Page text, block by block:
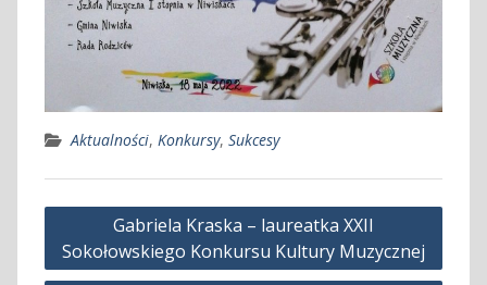
Aktualności, Konkursy, Sukcesy
Nawigacja
wpisu
Gabriela Kraska – laureatka XXII
Sokołowskiego Konkursu Kultury Muzycznej